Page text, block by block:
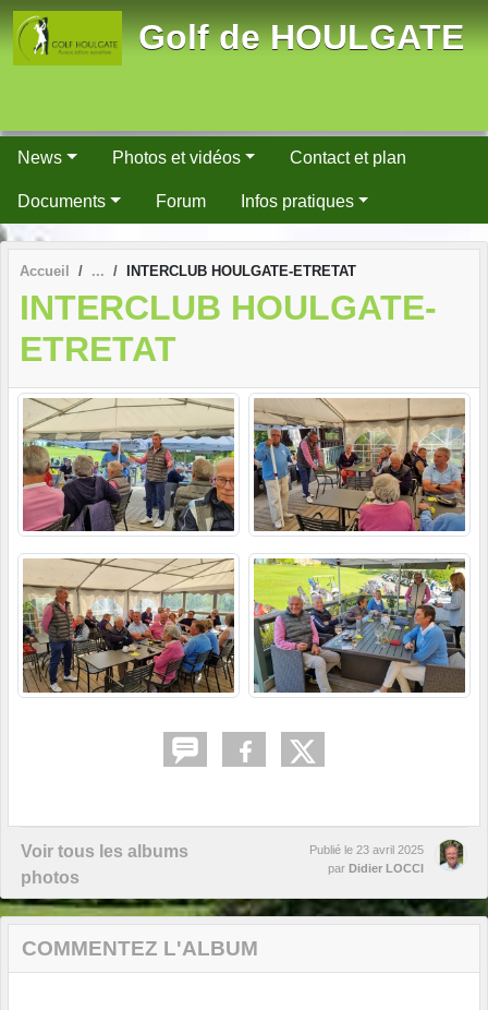
Golf de HOULGATE
News Photos et vidéos Contact et plan
Documents Forum Infos pratiques
Accueil INTERCLUB HOULGATE-ETRETAT
INTERCLUB HOULGATE-
ETRETAT
Voir tous les albums
photos
Publié le 23 avril 2025
par Didier LOCCI
COMMENTEZ L'ALBUM
Panneau de gestion des cookies